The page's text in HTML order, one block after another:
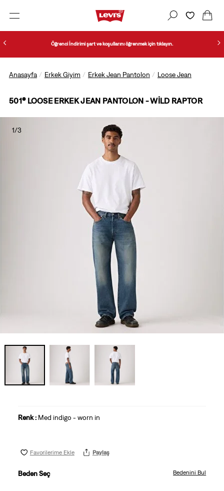
Öğrenci İndirimi şart ve koşullarını öğrenmek için tıklayın.
Anasayfa Erkek Giyim Erkek Jean Pantolon Loose Jean
501® LOOSE ERKEK JEAN PANTOLON - WILD RAPTOR
1/3
Renk : Med indigo - worn in
Favorilerime Ekle Paylaş
Beden Seç Bedenini Bul